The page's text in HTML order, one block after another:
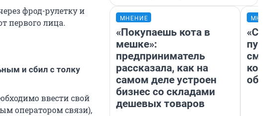
фрод-рулетку и
первого лица.
и сбил с толку
ввести свой
оператором связи),
МНЕНИЕ
«Покупаешь кота в
мешке»:
предприниматель
рассказала, как на
самом деле устроен
бизнес со складами
дешевых товаров